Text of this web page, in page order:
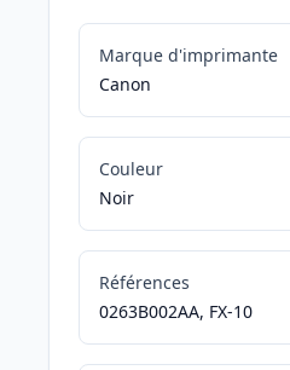
Marque d'imprimante
Canon
Couleur
Noir
Références
0263B002AA, FX-10